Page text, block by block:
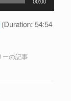
00:00
(Duration: 54:54
ーの記事